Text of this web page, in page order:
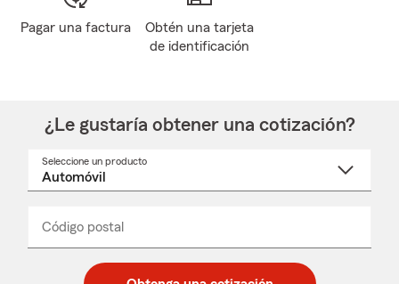
Pagar una factura
Obtén una tarjeta
de identificación
¿Le gustaría obtener una cotización?
Seleccione un producto
desplegable
Código postal
_____